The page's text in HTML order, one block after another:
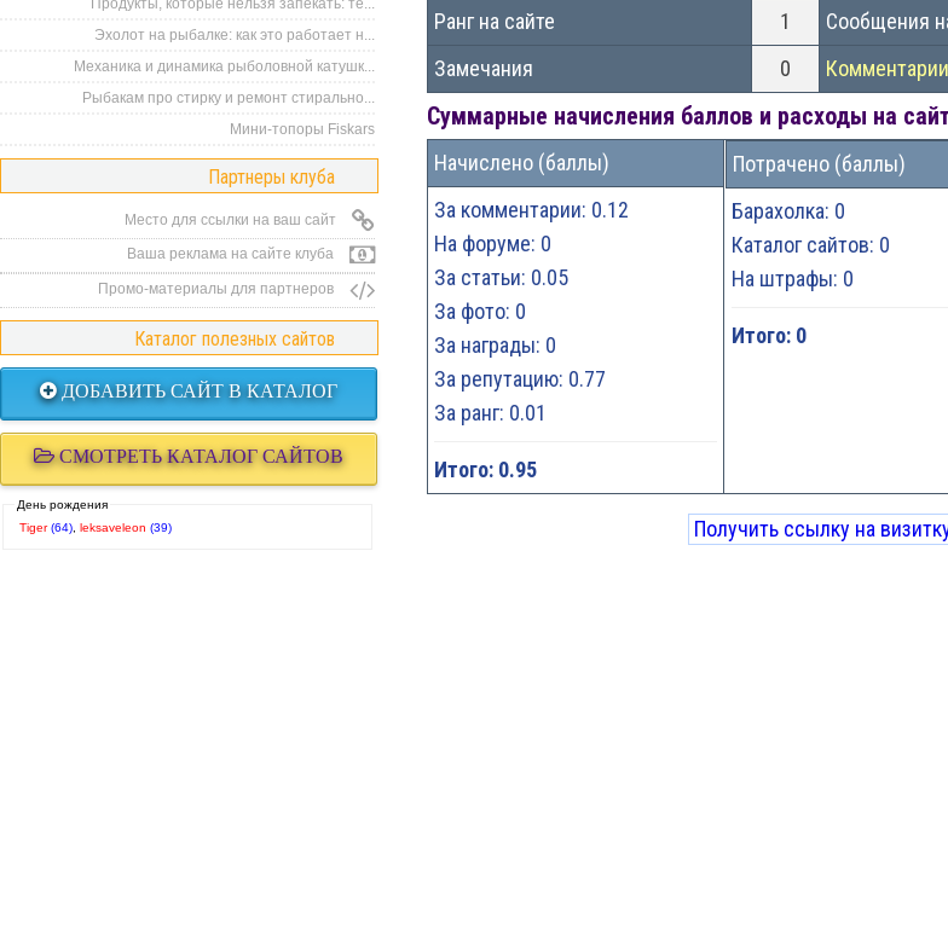
Продукты, которые нельзя запекать: те...
Эхолот на рыбалке: как это работает н...
Механика и динамика рыболовной катушк...
Рыбакам про стирку и ремонт стирально...
Мини-топоры Fiskars
Партнеры клуба
Место для ссылки на ваш сайт
Ваша реклама на сайте клуба
Промо-материалы для партнеров
Каталог полезных сайтов
ДОБАВИТЬ САЙТ В КАТАЛОГ
СМОТРЕТЬ КАТАЛОГ САЙТОВ
День рождения
Tiger (64) leksaveleon (39)
Ранг на сайте
1 Сообщения
Замечания
0 Комментарии
Суммарные начисления баллов и расходы на
Начислено (баллы)
Потрачено (баллы)
Барахолка: 0
Каталог сайтов: 0
На штрафы: 0
Итого: 0
За комментарии: 0.12
На форуме: 0
За статьи: 0.05
За фото: 0
За награды: 0
За репутацию: 0.77
За ранг: 0.01
Итого: 0.95
Получить ссылку на